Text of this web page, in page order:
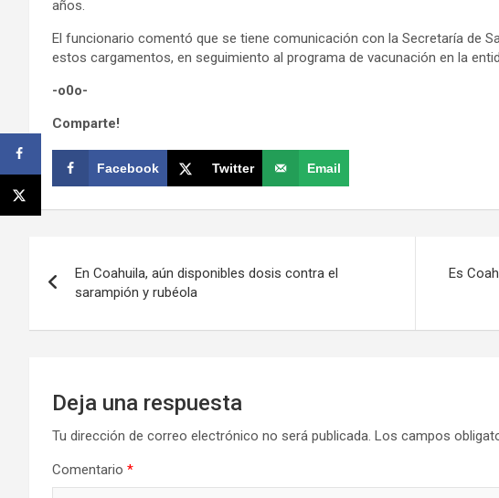
años.
El funcionario comentó que se tiene comunicación con la Secretaría de
estos cargamentos, en seguimiento al programa de vacunación en la
-o0o-
Comparte!
Facebook Twitter Email
de
entradas
En Coahuila, aún disponibles dosis contra el
sarampión y rubéola
Es
Deja una respuesta
Tu dirección de correo electrónico no será publicada. Los campos
Comentario *